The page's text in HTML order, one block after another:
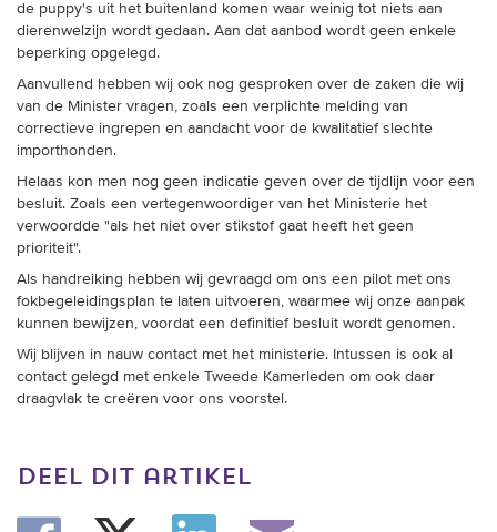
de puppy's uit het buitenland komen waar weinig tot niets aan
dierenwelzijn wordt gedaan. Aan dat aanbod wordt geen enkele
beperking opgelegd.
Aanvullend hebben wij ook nog gesproken over de zaken die wij
van de Minister vragen, zoals een verplichte melding van
correctieve ingrepen en aandacht voor de kwalitatief slechte
importhonden.
Helaas kon men nog geen indicatie geven over de tijdlijn voor een
besluit. Zoals een vertegenwoordiger van het Ministerie het
verwoordde "als het niet over stikstof gaat heeft het geen
prioriteit".
Als handreiking hebben wij gevraagd om ons een pilot met ons
fokbegeleidingsplan te laten uitvoeren, waarmee wij onze aanpak
kunnen bewijzen, voordat een definitief besluit wordt genomen.
Wij blijven in nauw contact met het ministerie. Intussen is ook al
contact gelegd met enkele Tweede Kamerleden om ook daar
draagvlak te creëren voor ons voorstel.
deel dit artikel